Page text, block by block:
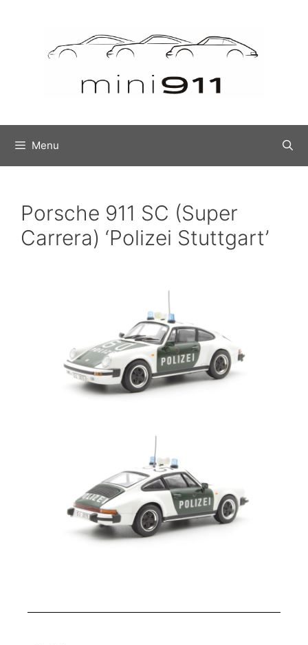
Menu
Porsche 911 SC (Super
Carrera) ‘Polizei Stuttgart’